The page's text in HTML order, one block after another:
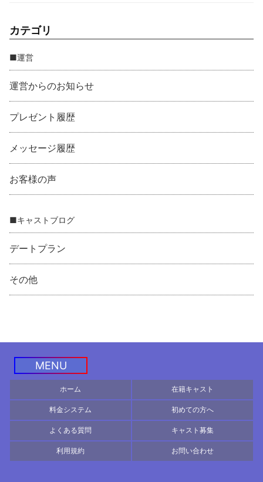
カテゴリ
■運営
運営からのお知らせ
プレゼント履歴
メッセージ履歴
お客様の声
■キャストブログ
デートプラン
その他
MENU
ホーム 在籍キャスト
料金システム 初めての方へ
よくある質問 キャスト募集
利用規約 お問い合わせ